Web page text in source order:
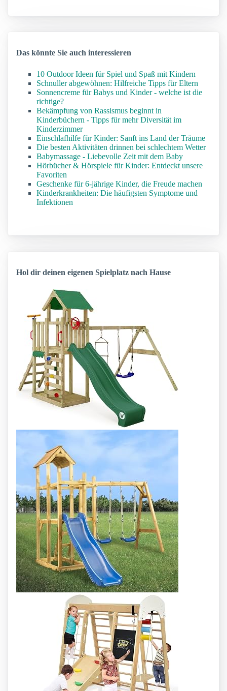
Das könnte Sie auch interessieren
10 Outdoor Ideen für Spiel und Spaß mit Kindern
Schnuller abgewöhnen: Hilfreiche Tipps für Eltern
Sonnencreme für Babys und Kinder - welche ist die
richtige?
Bekämpfung von Rassismus beginnt in
Kinderbüchern - Tipps für mehr Diversität im
Kinderzimmer
Einschlafhilfe für Kinder: Sanft ins Land der Träume
Die besten Aktivitäten drinnen bei schlechtem Wetter
Babymassage - Liebevolle Zeit mit dem Baby
Hörbücher & Hörspiele für Kinder: Entdeckt unsere
Favoriten
Geschenke für 6-jährige Kinder, die Freude machen
Kinderkrankheiten: Die häufigsten Symptome und
Infektionen
Hol dir deinen eigenen Spielplatz nach Hause